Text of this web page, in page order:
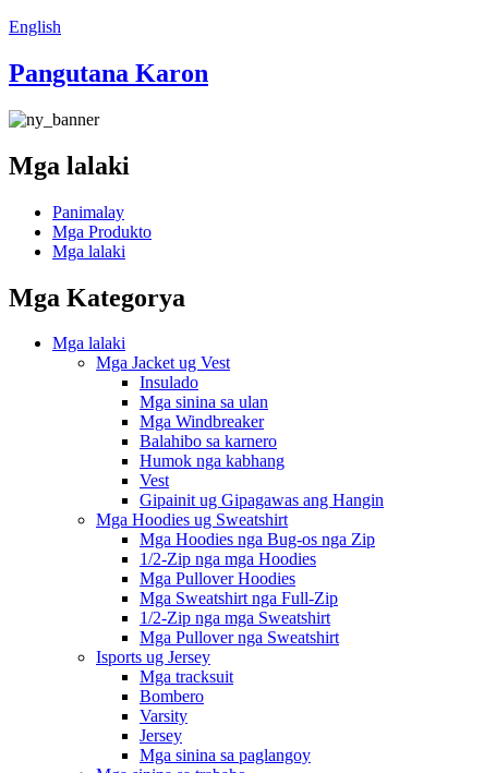
English
Pangutana Karon
Mga lalaki
Panimalay
Mga Produkto
Mga lalaki
Mga Kategorya
Mga lalaki
Mga Jacket ug Vest
Insulado
Mga sinina sa ulan
Mga Windbreaker
Balahibo sa karnero
Humok nga kabhang
Vest
Gipainit ug Gipagawas ang Hangin
Mga Hoodies ug Sweatshirt
Mga Hoodies nga Bug-os nga Zip
1/2-Zip nga mga Hoodies
Mga Pullover Hoodies
Mga Sweatshirt nga Full-Zip
1/2-Zip nga mga Sweatshirt
Mga Pullover nga Sweatshirt
Isports ug Jersey
Mga tracksuit
Bombero
Varsity
Jersey
Mga sinina sa paglangoy